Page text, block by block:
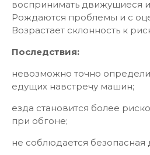
воспринимать движущиеся
Рождаются проблемы и с
Возрастает склонность к
Последствия:
невозможно точно
едущих навстречу машин;
езда становится более
при обгоне;
не соблюдается безопасная